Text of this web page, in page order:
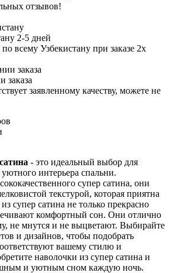
отзывов!
2-5 дней
по всему Узбекистану при заказе 2х
заказа
заявленному качеству, можете не
- это идеальный выбор для
интерьера спальни.
супер сатина, они
текстурой, которая приятна
супер сатина не только прекрасно
комфортный сон. Они отлично
не мнутся и не выцветают. Выбирайте
и дизайнов, чтобы подобрать
вашему стилю и
наволочки из супер сатина и
и уютным сном каждую ночь.